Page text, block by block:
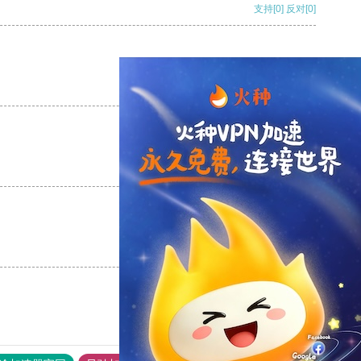
支持[0] 反对[0]
支持
支持[0] 反对[0]
支持[0] 反对[0]